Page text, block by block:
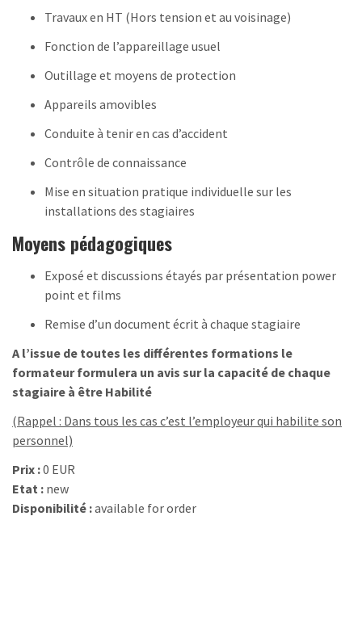
Travaux en HT (Hors tension et au voisinage)
Fonction de l’appareillage usuel
Outillage et moyens de protection
Appareils amovibles
Conduite à tenir en cas d’accident
Contrôle de connaissance
Mise en situation pratique individuelle sur les
installations des stagiaires
Moyens pédagogiques
Exposé et discussions étayés par présentation power
point et films
Remise d’un document écrit à chaque stagiaire
A l’issue de toutes les différentes formations le
formateur formulera un avis sur la capacité de chaque
stagiaire à être Habilité
(Rappel : Dans tous les cas c’est l’employeur qui habilite son
personnel)
Prix :0 EUR
Etat : new
Disponibilité :available for order